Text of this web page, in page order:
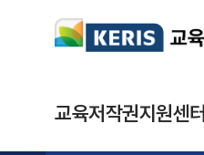
교육저작권지원센터